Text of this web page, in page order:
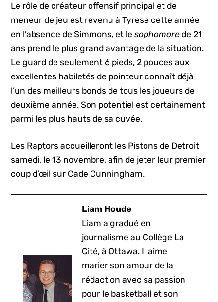
Le rôle de créateur offensif principal et de
meneur de jeu est revenu à Tyrese cette année
en l’absence de Simmons, et lesophomorede 21
ans prend le plus grand avantage de la situation.
Le guard de seulement 6 pieds, 2 pouces aux
excellentes habiletés de pointeur connaît déjà
l’un des meilleurs bonds de tous les joueurs de
deuxième année. Son potentiel est certainement
parmi les plus hauts de sa cuvée.
Les Raptors accueilleront les Pistons de Detroit
samedi, le 13 novembre, afin de jeter leur premier
coup d’œil sur Cade Cunningham.
Liam Houde
Liam a gradué en
journalisme au Collège La
Cité, à Ottawa. Il aime
marier son amour de la
rédaction avec sa passion
pour le basketball et son